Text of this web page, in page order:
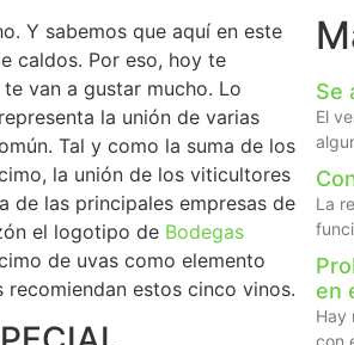
Y sabemos que aquí en este
caldos. Por eso, hoy te
van a gustar mucho. Lo
la unión de varias
Tal y como la suma de los
la unión de los viticultores
de las principales empresas de
el logotipo de Bodegas
de uvas como elemento
estos cinco vinos.
Se
El
La
en
Hay
con